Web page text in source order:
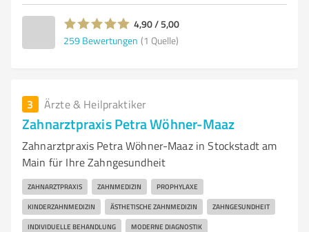
4,90 / 5,00
259 Bewertungen (1 Quelle)
3 Ärzte & Heilpraktiker
Zahnarztpraxis Petra Wöhner-Maaz
Zahnarztpraxis Petra Wöhner-Maaz in Stockstadt am
Main für Ihre Zahngesundheit
ZAHNARZTPRAXIS ZAHNMEDIZIN PROPHYLAXE
KINDERZAHNMEDIZIN ÄSTHETISCHE ZAHNMEDIZIN ZAHNGESUNDHEIT
INDIVIDUELLE BEHANDLUNG MODERNE DIAGNOSTIK